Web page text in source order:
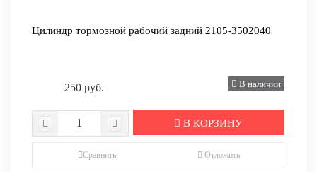
Цилиндр тормозной рабочий задний 2105-3502040
250 руб. В наличии
В КОРЗИНУ
Сравнить Отложить